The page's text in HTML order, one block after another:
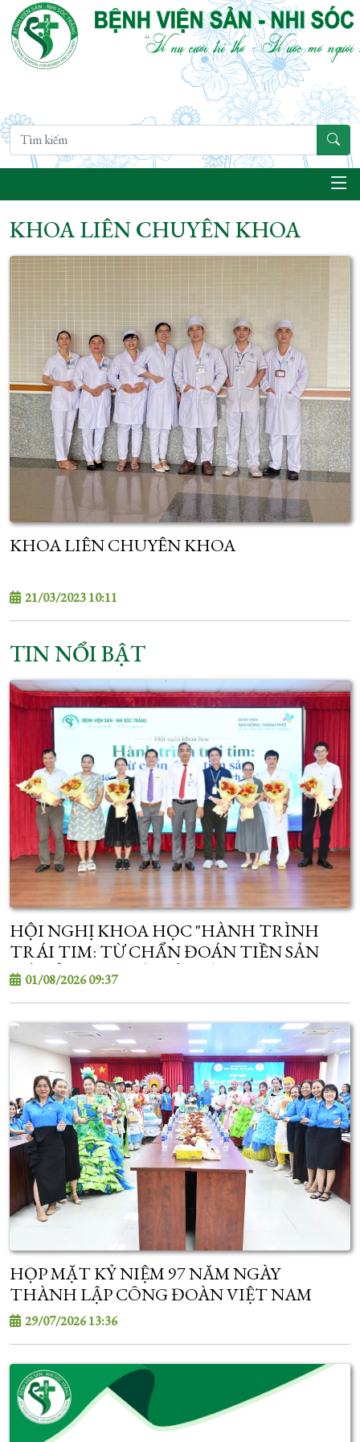
KHOA LIÊN CHUYÊN KHOA
KHOA LIÊN CHUYÊN KHOA
21/03/2023 10:11
TIN NỔI BẬT
HỘI NGHỊ KHOA HỌC "HÀNH TRÌNH
TRÁI TIM: TỪ CHẨN ĐOÁN TIỀN SẢN
ĐẾN ỔN ĐỊNH VÀ CẤP CỨU TIM MẠCH SƠ
SINH"
01/08/2026 09:37
HỌP MẶT KỶ NIỆM 97 NĂM NGÀY
THÀNH LẬP CÔNG ĐOÀN VIỆT NAM
29/07/2026 13:36